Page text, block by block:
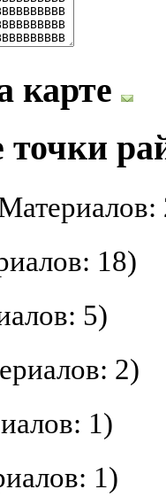
карте
18)
5)
2)
1)
1)